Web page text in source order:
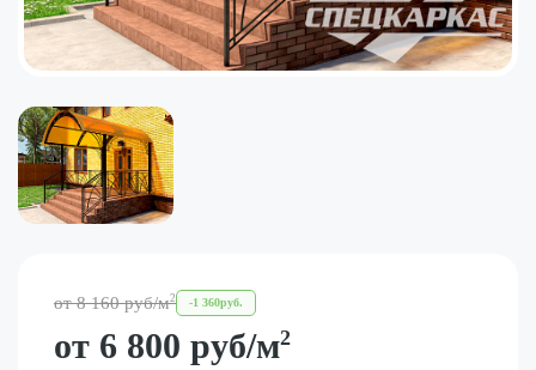
от8 160 руб/м2 -1 360руб.
от 6 800 руб/м2